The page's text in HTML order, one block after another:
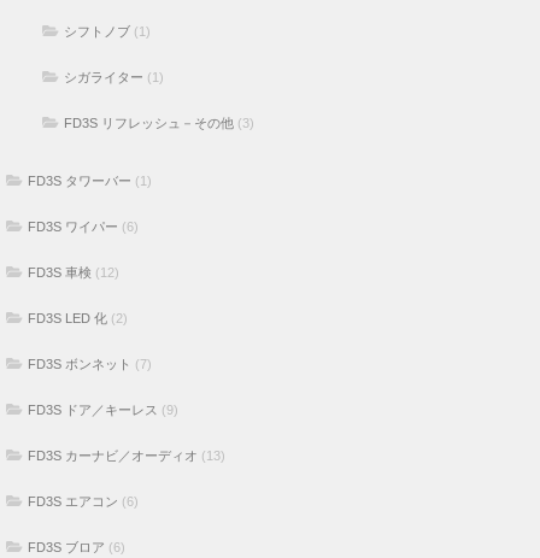
シフトノブ (1)
シガライター (1)
FD3S リフレッシュ－その他 (3)
FD3S タワーバー (1)
FD3S ワイパー (6)
FD3S 車検 (12)
FD3S LED 化 (2)
FD3S ボンネット (7)
FD3S ドア／キーレス (9)
FD3S カーナビ／オーディオ (13)
FD3S エアコン (6)
FD3S ブロア (6)